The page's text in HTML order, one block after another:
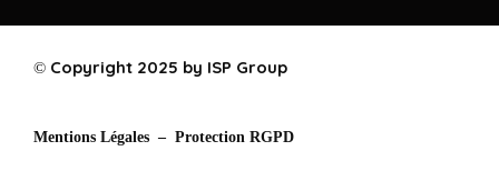
© Copyright 2025 by ISP Group
Mentions Légales – Protection RGPD